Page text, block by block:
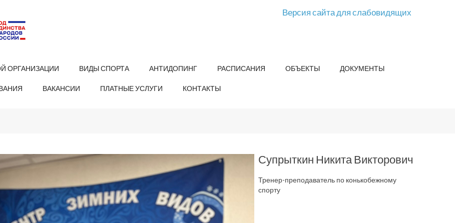
Версия сайта для слабовидящих
ОРГАНИЗАЦИИ ВИДЫ СПОРТА АНТИДОПИНГ РАСПИСАНИЯ ОБЪЕКТЫ ДОКУМЕНТЫ
ВАКАНСИИ ПЛАТНЫЕ УСЛУГИ КОНТАКТЫ
Супрыткин Никита Викторович
Тренер-преподаватель по конькобежному
спорту